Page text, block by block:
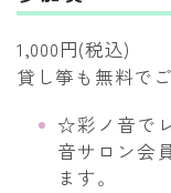
1,000円(税込)
貸し箏も無料で
☆彩ノ音で
音サロン会
ます。